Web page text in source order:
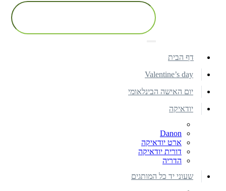
דף הבית
Valentine’s day
יום האישה הבינלאומי
יודאיקה
Danon
ארט יודאיקה
דורית יודאיקה
הדריה
שעוני יד כל המותגים